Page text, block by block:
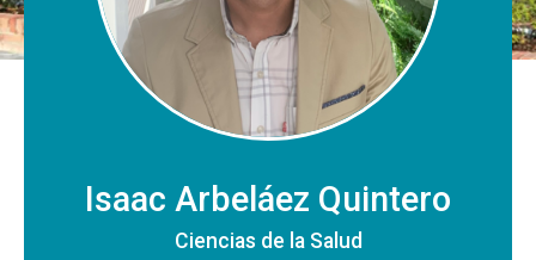
Isaac Arbeláez Quintero
Ciencias de la Salud